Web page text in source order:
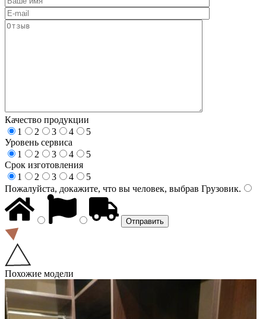
Качество продукции
1
2 3 4
5
Уровень сервиса
1
2 3 4
5
Срок изготовления
1
2 3 4
5
Пожалуйста, докажите, что вы человек, выбрав Грузовик.
Похожие модели